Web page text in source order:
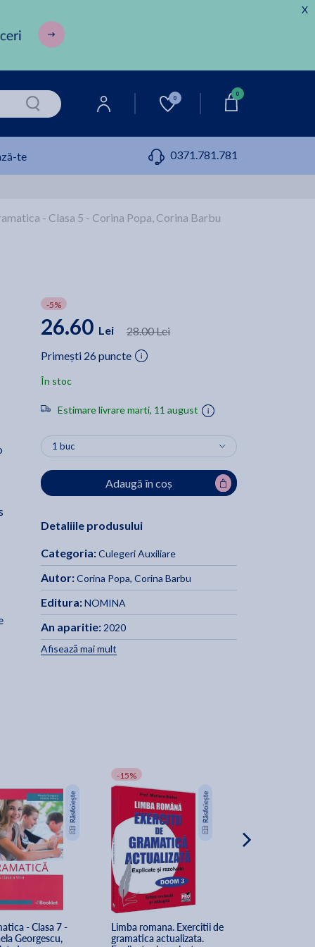
X
0
0
te 0371.781.781
- Clasa 5 - Corina Popa, Corina Barbu
-5%
26.60 Lei
28.00 Lei
Primești 26 puncte
În stoc
Estimare livrare marti, 11 august
Adaugă în coș
Detaliile produsului
Categoria:Culegeri Auxiliare
Autor:Corina Popa, Corina Barbu
Editura:NOMINA
An aparitie:2020
Afisează mai mult
- Clasa 7 -
Georgescu,
-15%
Limba romana. Exercitii de
gramatica actualizata.